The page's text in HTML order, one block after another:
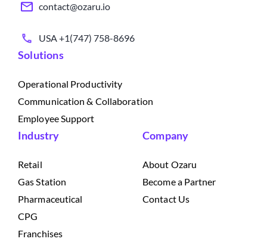
contact@ozaru.io
USA +1(747) 758-8696
Solutions
Operational Productivity
Communication & Collaboration
Employee Support
Industry
Retail
Gas Station
Pharmaceutical
CPG
Franchises
Company
About Ozaru
Become a Partner
Contact Us